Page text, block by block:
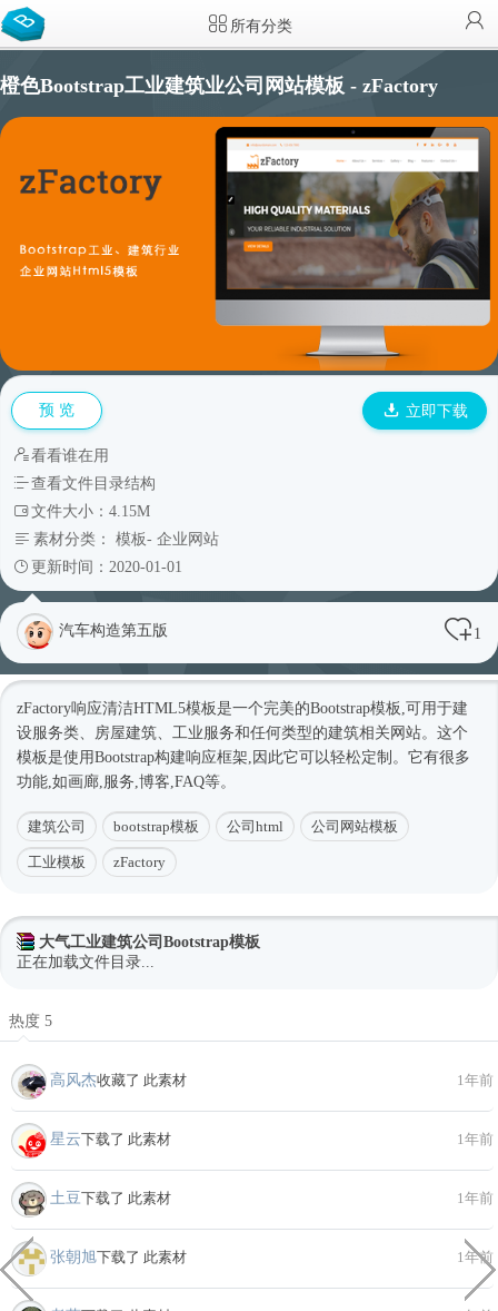
所有分类
橙色Bootstrap工业建筑业公司网站模板 - zFactory
预 览 立即下载
看看谁在用
查看文件目录结构
文件大小：4.15M
素材分类： 模板- 企业网站
更新时间：2020-01-01
汽车构造第五版 1
zFactory响应清洁HTML5模板是一个完美的Bootstrap模板,可用于建
设服务类、房屋建筑、工业服务和任何类型的建筑相关网站。这个
模板是使用Bootstrap构建响应框架,因此它可以轻松定制。它有很多
功能,如画廊,服务,博客,FAQ等。
建筑公司 bootstrap模板 公司html 公司网站模板
工业模板 zFactory
大气工业建筑公司Bootstrap模板
正在加载文件目录...
热度 5
高风杰收藏了 此素材 1年前
星云下载了 此素材 1年前
土豆 下载了 此素材 1年前
张朝旭下载了 此素材 1年前